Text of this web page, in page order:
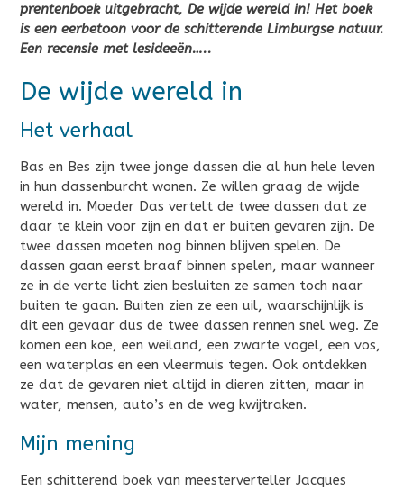
prentenboek uitgebracht, De wijde wereld in! Het boek
is een eerbetoon voor de schitterende Limburgse natuur.
Een recensie met lesideeën…..
De wijde wereld in
Het verhaal
Bas en Bes zijn twee jonge dassen die al hun hele leven
in hun dassenburcht wonen. Ze willen graag de wijde
wereld in. Moeder Das vertelt de twee dassen dat ze
daar te klein voor zijn en dat er buiten gevaren zijn. De
twee dassen moeten nog binnen blijven spelen. De
dassen gaan eerst braaf binnen spelen, maar wanneer
ze in de verte licht zien besluiten ze samen toch naar
buiten te gaan. Buiten zien ze een uil, waarschijnlijk is
dit een gevaar dus de twee dassen rennen snel weg. Ze
komen een koe, een weiland, een zwarte vogel, een vos,
een waterplas en een vleermuis tegen. Ook ontdekken
ze dat de gevaren niet altijd in dieren zitten, maar in
water, mensen, auto’s en de weg kwijtraken.
Mijn mening
Een schitterend boek van meesterverteller Jacques